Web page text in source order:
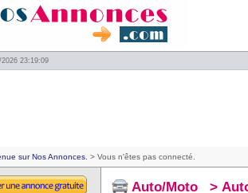
23:19:09
sur Nos Annonces. > Vous n'êtes pas connecté.
Auto/Moto >